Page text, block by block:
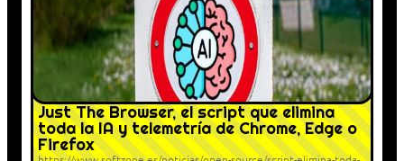
Just The Browser, el script que elimina
toda la IA y telemetría de Chrome, Edge o
Firefox